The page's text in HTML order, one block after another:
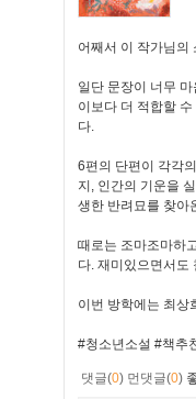
어째서 이 작가님의
일단 문장이 너무
이보다 더 적합할
다.
6편의 단편이 각각
지, 인간의 기운을
생한 반려묘를 찾아
때로는 조마조마하
다. 재미있으면서도
이번 방학에는 최상
#청소년소설 #책추
댓글(0) 먼댓글(0)